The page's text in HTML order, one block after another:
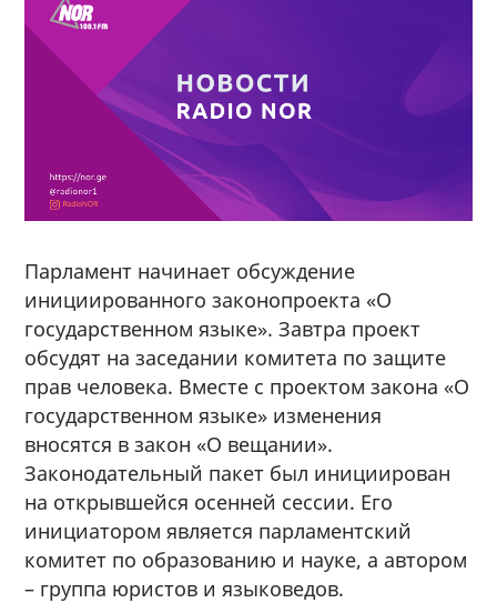
Парламент начинает обсуждение
инициированного законопроекта «О
государственном языке». Завтра проект
обсудят на заседании комитета по защите
прав человека. Вместе с проектом закона «О
государственном языке» изменения
вносятся в закон «О вещании».
Законодательный пакет был инициирован
на открывшейся осенней сессии. Его
инициатором является парламентский
комитет по образованию и науке, а автором
– группа юристов и языковедов.